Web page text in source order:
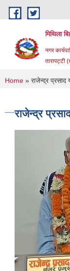
Skip to main content
मिथिला
नगर
तारापट्टी
You are
Home » राजेन्द्र प्रसाद
राजेन्द्र